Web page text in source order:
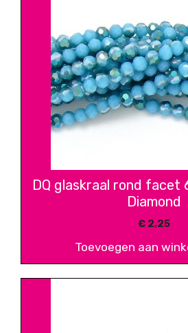
DQ glaskraal rond facet
Diamond
€2,25
Toevoegen aan